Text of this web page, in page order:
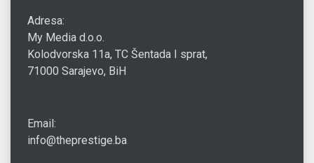
Adresa:
My Media d.o.o.
Kolodvorska 11a, TC Šentada I sprat,
71000 Sarajevo, BiH
Email:
info@theprestige.ba